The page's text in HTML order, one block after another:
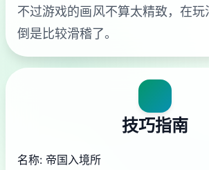
不过游戏的画风不算太精致，在
倒是比较滑稽了。
技巧指南
名称: 帝国入境所